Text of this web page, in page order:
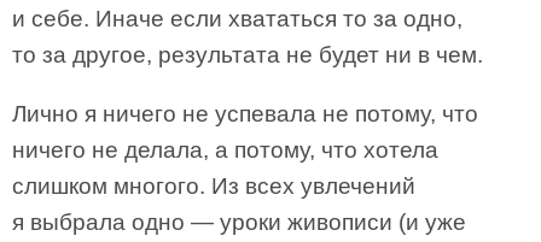
и себе. Иначе если хвататься то за одно,
то за другое, результата не будет ни в чем.
Лично я ничего не успевала не потому, что
ничего не делала, а потому, что хотела
слишком многого. Из всех увлечений
я выбрала одно — уроки живописи (и уже